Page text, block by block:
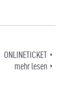
ONLINETICKET
mehr lesen